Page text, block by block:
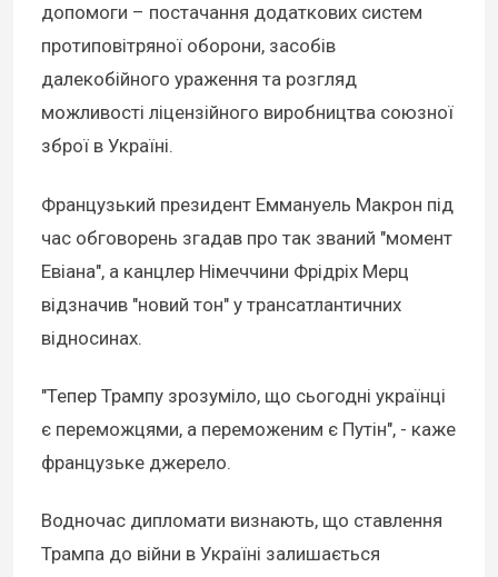
допомоги – постачання додаткових систем
протиповітряної оборони, засобів
далекобійного ураження та розгляд
можливості ліцензійного виробництва союзної
зброї в Україні.
Французький президент Еммануель Макрон під
час обговорень згадав про так званий "момент
Евіана", а канцлер Німеччини Фрідріх Мерц
відзначив "новий тон" у трансатлантичних
відносинах.
"Тепер Трампу зрозуміло, що сьогодні українці
є переможцями, а переможеним є Путін", - каже
французьке джерело.
Водночас дипломати визнають, що ставлення
Трампа до війни в Україні залишається